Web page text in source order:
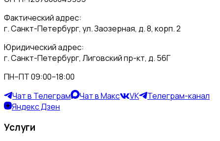
Фактический адрес:
г. Санкт-Петербург, ул. Заозерная, д. 8, корп. 2
Юридический адрес:
г. Санкт-Петербург, Лиговский пр-кт, д. 56Г
ПН–ПТ 09:00–18:00
Чат в Телеграм
Чат в Макс VK
Телеграм-канал
Яндекс Дзен
Услуги